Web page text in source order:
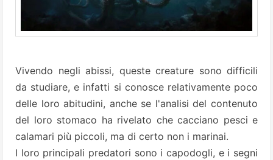
Vivendo negli abissi, queste creature sono difficili
da studiare, e infatti si conosce relativamente poco
delle loro abitudini, anche se l'analisi del contenuto
del loro stomaco ha rivelato che cacciano pesci e
calamari più piccoli, ma di certo non i marinai.
I loro principali predatori sono i capodogli, e i segni